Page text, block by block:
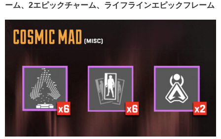
ーム、 2エピックチャーム、ライフラインエピックフレーム